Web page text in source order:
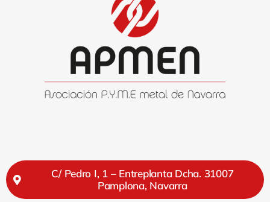
C/ Pedro I, 1 – Entreplanta Dcha. 31007
Pamplona, Navarra